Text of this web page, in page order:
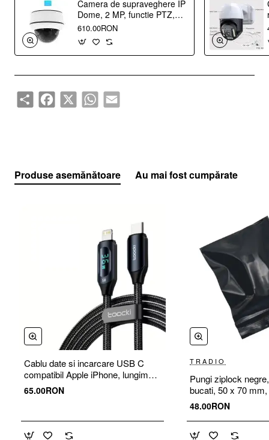
alimentare
---Note:Dimensiunile pot varia cu maxim 1-2mm
Specificatii
Numar bucati
Camera de supraveghere IP
Dome, 2 MP, functie PTZ,
zoom optic motorizat 4X
2.8mm - 12mm, ONVIF,
carcasa metal
610.00RON
ShareFacebook
X WhatsAppEmail
Produse asemănătoare Au mai fost cumpărate
Cablu date si incarcare USB C
compatibil Apple iPhone, lungime 2
m, afisaj digital, incarcare rapida
max 36W
65.00RON
TRADIO
Pungi ziplock
bucati, 50 x 70
waterproof
48.00RON